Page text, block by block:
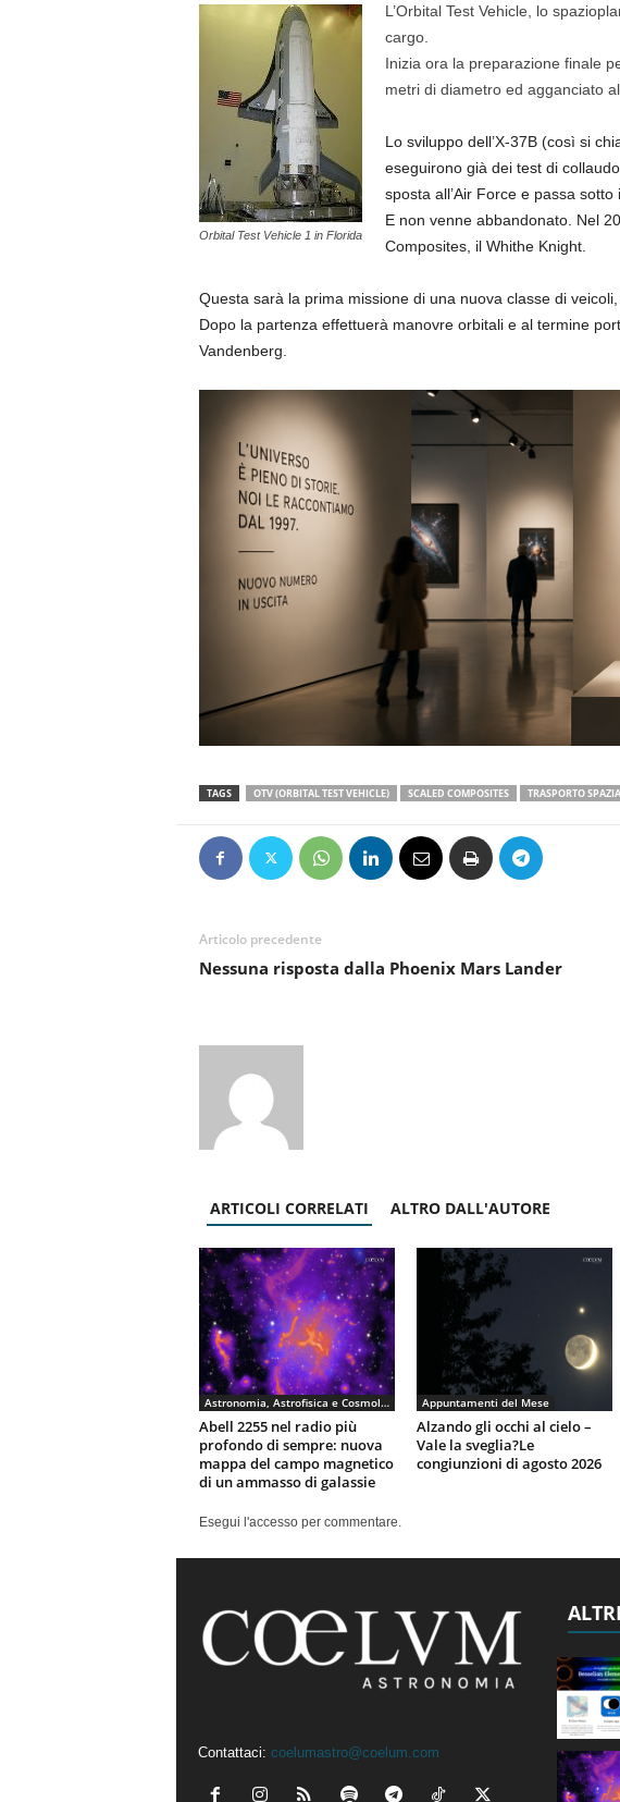
Orbital Test Vehicle 1 in Florida
L’Orbital Test Vehicle, lo
cargo.
Inizia ora la preparazione finale
metri di diametro ed agganciato
Lo sviluppo dell’X-37B (così si
eseguirono già dei test di
sposta all’Air Force e passa sotto
E non venne abbandonato. Nel
Composites, il Whithe Knight.
Questa sarà la prima missione di una nuova classe di
Dopo la partenza effettuerà manovre orbitali e al termine
Vandenberg.
TAGS OTV (ORBITAL TEST VEHICLE) SCALED COMPOSITES TRASPORTO
Articolo precedente
Nessuna risposta dalla Phoenix Mars Lander
ARTICOLI CORRELATI ALTRO DALL'AUTORE
Astronomia, Astrofisica e Cosmologia
Abell 2255 nel radio più
profondo di sempre: nuova
mappa del campo magnetico
di un ammasso di galassie
Appuntamenti del Mese
Alzando gli occhi al cielo –
Vale la sveglia?Le
congiunzioni di agosto 2026
Esegui l'accesso per commentare.
Contattaci: coelumastro@coelum.com